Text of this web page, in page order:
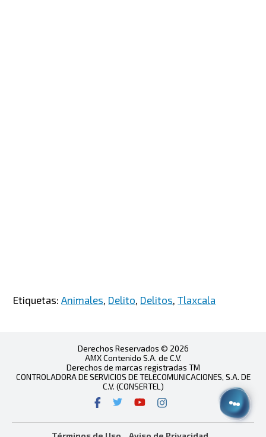
Etiquetas:Animales, Delito, Delitos,Tlaxcala
Derechos Reservados © 2026
AMX Contenido S.A. de C.V.
Derechos de marcas registradas TM
CONTROLADORA DE SERVICIOS DE TELECOMUNICACIONES, S.A. DE
C.V. (CONSERTEL)